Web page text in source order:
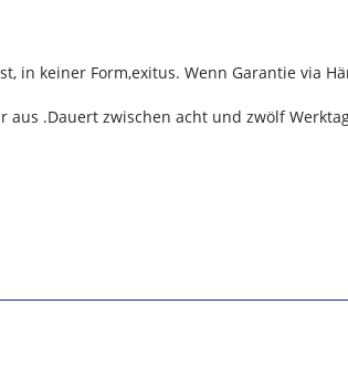
in keiner Form,exitus. Wenn Garantie via
.Dauert zwischen acht und zwölf